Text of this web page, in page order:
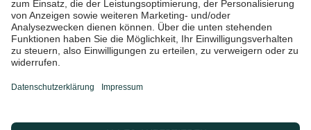
Ich bin damit einverstanden,
Marketing-E-Mails und
Sonderangebote zu erhalten
© 2026 CASA 43 Concept, Powered by shopify